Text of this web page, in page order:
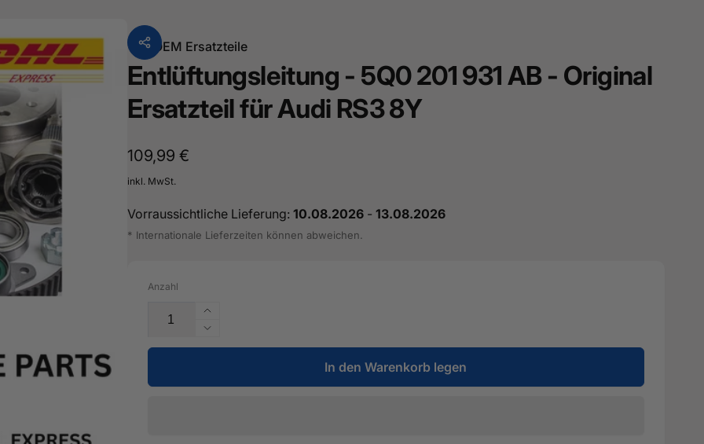
VonOEM Ersatzteile
Entlüftungsleitung - 5Q0 201 931 AB - Original
Ersatzteil für Audi RS3 8Y
Normaler
Preis
109,99 €
inkl. MwSt.
Vorraussichtliche Lieferung: 10.08.2026- 13.08.2026
* Internationale Lieferzeiten können abweichen.
Anzahl
Erhöhe
die
Menge
Entlüftungsleitung
Verringere
die
für
In den Warenkorb legen